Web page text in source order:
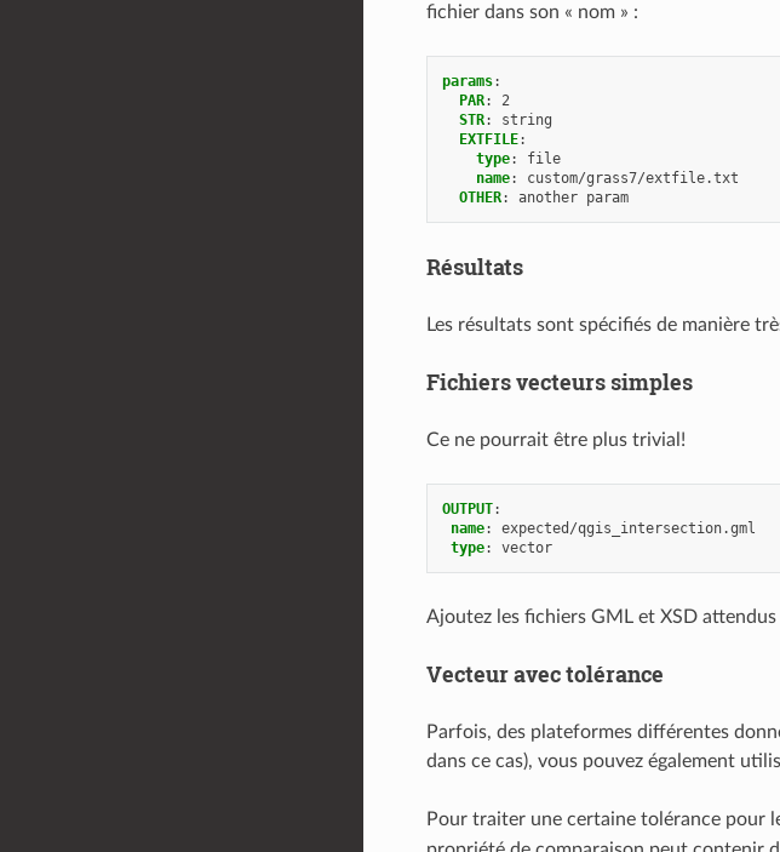
fichier dans son « nom » :
params:
PAR:
2
STR:
string
EXTFILE:
type:
file
name:
custom/grass7/extfile.txt
OTHER: another param
Résultats
Les résultats sont spécifiés de manière
Fichiers vecteurs simples
Ce ne pourrait être plus trivial!
OUTPUT:
name:
expected/qgis_intersection.gml
type: vector
Ajoutez les fichiers GML et XSD attendus
Vecteur avec tolérance
Parfois, des plateformes différentes
dans ce cas), vous pouvez également
Pour traiter une certaine tolérance pour